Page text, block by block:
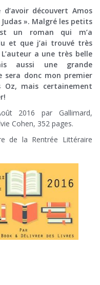
d’avoir découvert Amos
Judas ». Malgré les petits
un roman qui m’a
et que j’ai trouvé très
a une très belle
aussi une grande
sera donc mon premier
Oz, mais certainement
2016 par Gallimard,
Cohen, 352 pages.
de la Rentrée Littéraire